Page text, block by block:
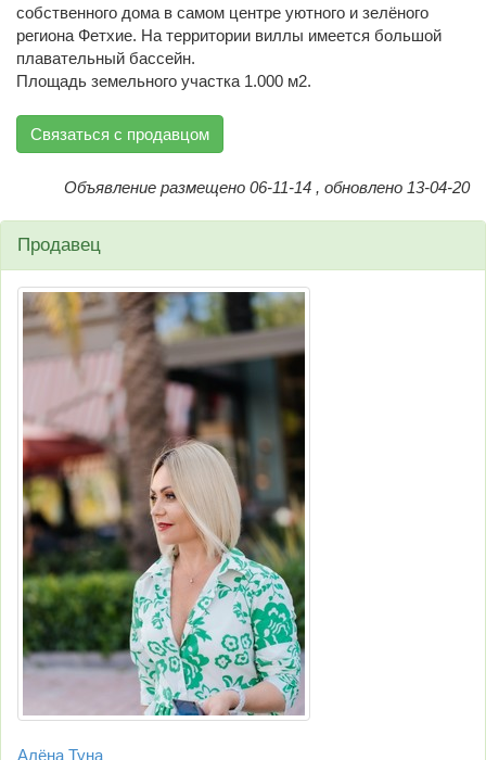
собственного дома в самом центре уютного и зелёного
региона Фетхие. На территории виллы имеется большой
плавательный бассейн.
Площадь земельного участка 1.000 м2.
Связаться с продавцом
Объявление размещено 06-11-14 , обновлено 13-04-20
Продавец
Алёна Туна